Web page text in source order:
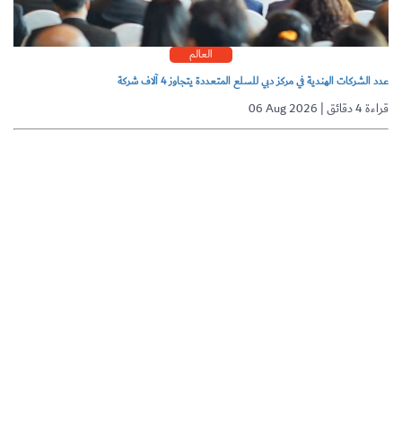
العالم
عدد الشركات الهندية في مركز دبي للسلع المتعددة يتجاوز 4 آلاف شركة
06 Aug 2026 | قراءة 4 دقائق